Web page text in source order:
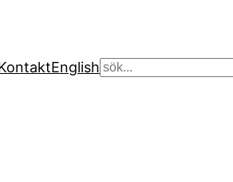
English Sök